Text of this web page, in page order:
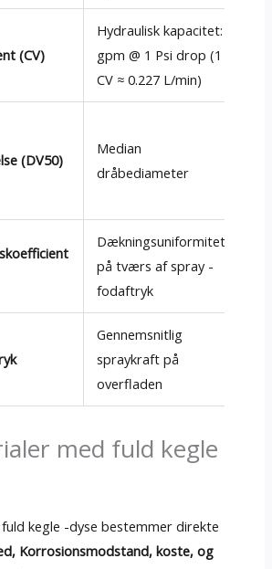
(CV)
Hydraulisk kapacitet:
gpm @ 1 Psi drop (1
CV ≈ 0.227 L/min)
(DV50)
Median
dråbediameter
Dækningsuniformitet
på tværs af spray -
fodaftryk
Gennemsnitlig
spraykraft på
overfladen
med fuld kegle
kegle -dyse bestemmer direkte
Korrosionsmodstand, koste, og